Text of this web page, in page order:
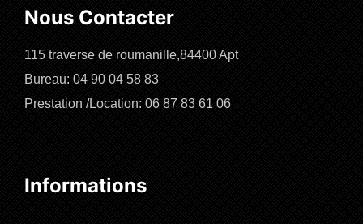
Nous Contacter
115 traverse de roumanille,84400 Apt
Bureau: 04 90 04 58 83
Prestation /Location: 06 87 83 61 06
Informations